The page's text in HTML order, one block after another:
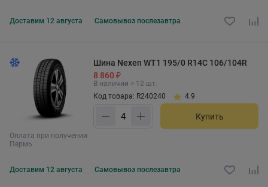
Доставим 12 августа Самовывоз послезавтра
Оплата при получении
Пермь
Шина Nexen WT1 195/0 R14C 106/104R
8 860 ₽
В наличии > 12 шт.
Код товара: R240240
4.9
Купить
Доставим 12 августа Самовывоз послезавтра